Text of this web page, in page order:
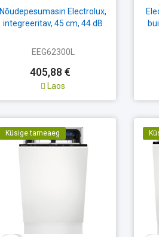
Nõudepesumasin Electrolux,
integreeritav, 45 cm, 44 dB
EEG62300L
405,88 €
Laos
Küsige tarneaeg